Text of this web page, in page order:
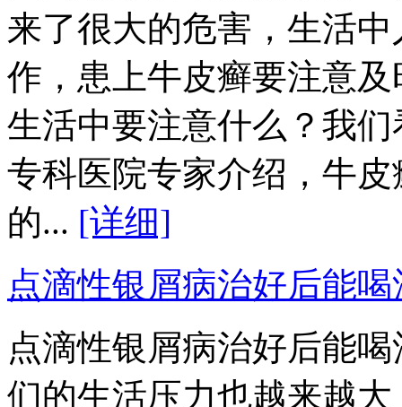
来了很大的危害，生活
作，患上牛皮癣要注意
生活中要注意什么？我
专科医院专家介绍，牛
的... [详细]
点滴性银屑病治好后能喝
点滴性银屑病治好后能
们的生活压力也越来越